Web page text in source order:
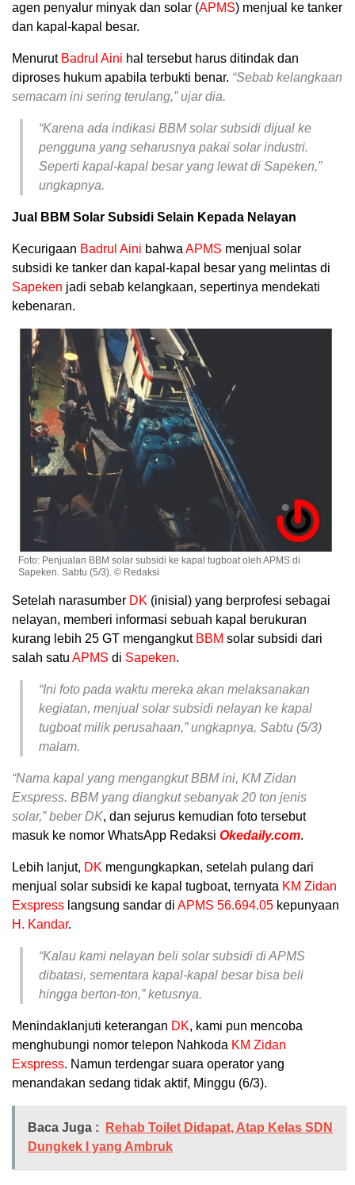
agen penyalur minyak dan solar (APMS) menjual ke tanker
dan kapal-kapal besar.
Menurut Badrul Aini hal tersebut harus ditindak dan
diproses hukum apabila terbukti benar. “Sebab kelangkaan
semacam ini sering terulang,” ujar dia.
“Karena ada indikasi BBM solar subsidi dijual ke
pengguna yang seharusnya pakai solar industri.
Seperti kapal-kapal besar yang lewat di Sapeken,”
ungkapnya.
Jual BBM Solar Subsidi Selain Kepada Nelayan
Kecurigaan Badrul Aini bahwa APMS menjual solar
subsidi ke tanker dan kapal-kapal besar yang melintas di
Sapeken jadi sebab kelangkaan, sepertinya mendekati
kebenaran.
Foto: Penjualan BBM solar subsidi ke kapal tugboat oleh APMS di
Sapeken. Sabtu (5/3). © Redaksi
Setelah narasumber DK (inisial) yang berprofesi sebagai
nelayan, memberi informasi sebuah kapal berukuran
kurang lebih 25 GT mengangkut BBM solar subsidi dari
salah satu APMS di Sapeken.
“Ini foto pada waktu mereka akan melaksanakan
kegiatan, menjual solar subsidi nelayan ke kapal
tugboat milik perusahaan,” ungkapnya, Sabtu (5/3)
malam.
“Nama kapal yang mengangkut BBM ini, KM Zidan
Exspress. BBM yang diangkut sebanyak 20 ton jenis
solar,” beber DK, dan sejurus kemudian foto tersebut
masuk ke nomor WhatsApp Redaksi Okedaily.com.
Lebih lanjut, DK mengungkapkan, setelah pulang dari
menjual solar subsidi ke kapal tugboat, ternyata KM Zidan
Exspress langsung sandar di APMS 56.694.05 kepunyaan
H. Kandar.
“Kalau kami nelayan beli solar subsidi di APMS
dibatasi, sementara kapal-kapal besar bisa beli
hingga berton-ton,” ketusnya.
Menindaklanjuti keterangan DK, kami pun mencoba
menghubungi nomor telepon Nahkoda KM Zidan
Exspress. Namun terdengar suara operator yang
menandakan sedang tidak aktif, Minggu (6/3).
Baca Juga :
Rehab Toilet Didapat, Atap Kelas SDN
Dungkek I yang Ambruk